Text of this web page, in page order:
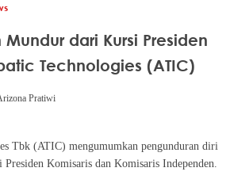
dari Kursi Presiden
Technologies (ATIC)
Pratiwi
Tbk (ATIC) mengumumkan pengunduran diri
Presiden Komisaris dan Komisaris Independen.